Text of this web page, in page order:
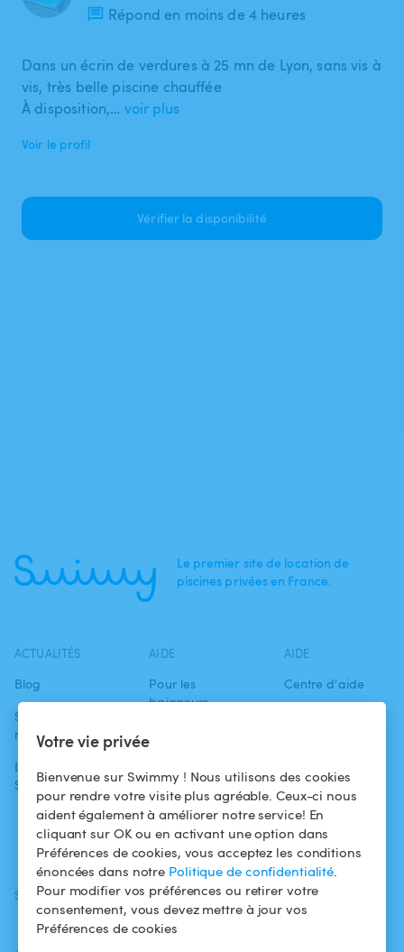
Votre vie privée
Bienvenue sur Swimmy ! Nous utilisons des cookies
pour rendre votre visite plus agréable. Ceux-ci nous
aident également à améliorer notre service! En
cliquant sur OK ou en activant une option dans
Préférences de cookies, vous acceptez les conditions
énoncées dans notre Politique de confidentialité.
Pour modifier vos préférences ou retirer votre
consentement, vous devez mettre à jour vos
Préférences de cookies
Répond en moins de 4 heures
Dans un écrin de verdures à 25 mn de Lyon, sans vis à
vis, très belle piscine chauffée
À disposition,… voir plus
Voir le profil
Vérifier la disponibilité
Le premier site de location de
piscines privées en France.
ACTUALITÉS
Blog
Swimmy dans les
médias
L'aventure
Swimmy
AIDE
Pour les
baigneurs
Louer ma piscine
Comment ça
marche ?
AIDE
Centre d'aide
confidentialité
Mentions légales
SUIVEZ-NOUS
Facebook
TÉLÉCHARGEZ L'APP